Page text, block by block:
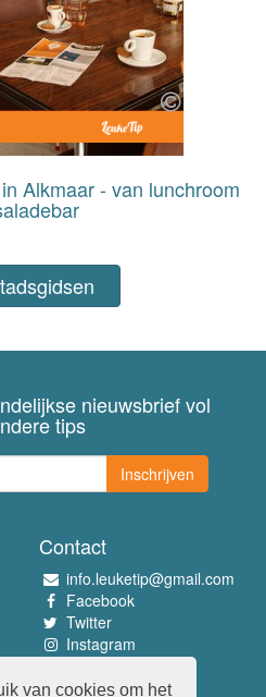
van cookies om het
Alkmaar - van lunchroom
nieuwsbrief vol
tips
Inschrijven
Contact
info.leuketip@gmail.com
Facebook
Twitter
Instagram